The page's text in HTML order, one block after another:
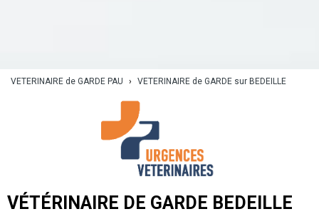
VETERINAIRE de GARDE PAU › VETERINAIRE de GARDE sur BEDEILLE
VÉTÉRINAIRE DE GARDE BEDEILLE